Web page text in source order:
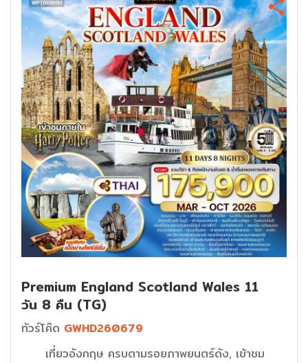
Premium England Scotland Wales 11
วัน 8 คืน (TG)
ทัวร์โค๊ด GWHD260679
เที่ยวอังกฤษ ครบตามรอยภาพยนตร์ดัง, เข้าชม